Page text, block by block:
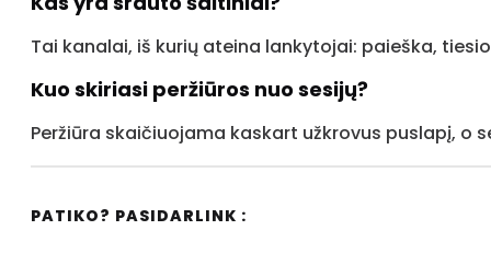
Tai kanalai, iš kurių ateina lankytojai: paieška,
Kuo skiriasi peržiūros nuo sesijų?
Peržiūra skaičiuojama kaskart užkrovus puslapį,
PATIKO? PASIDARLINK :